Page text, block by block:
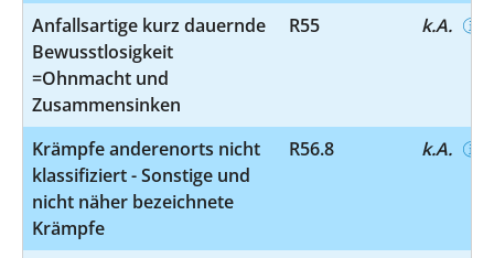
Anfallsartige kurz dauernde
Bewusstlosigkeit
=Ohnmacht und
Zusammensinken
R55 k.A.
Krämpfe anderenorts nicht
klassifiziert - Sonstige und
nicht näher bezeichnete
Krämpfe
R56.8 k.A.